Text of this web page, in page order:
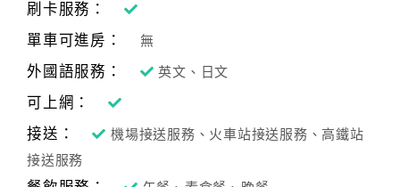
刷卡服務：
單車可進房：
無
外國語服務： 英文、日文
可上網：
接送：
機場接送服務、火車站接送服務、高鐵站
接送服務